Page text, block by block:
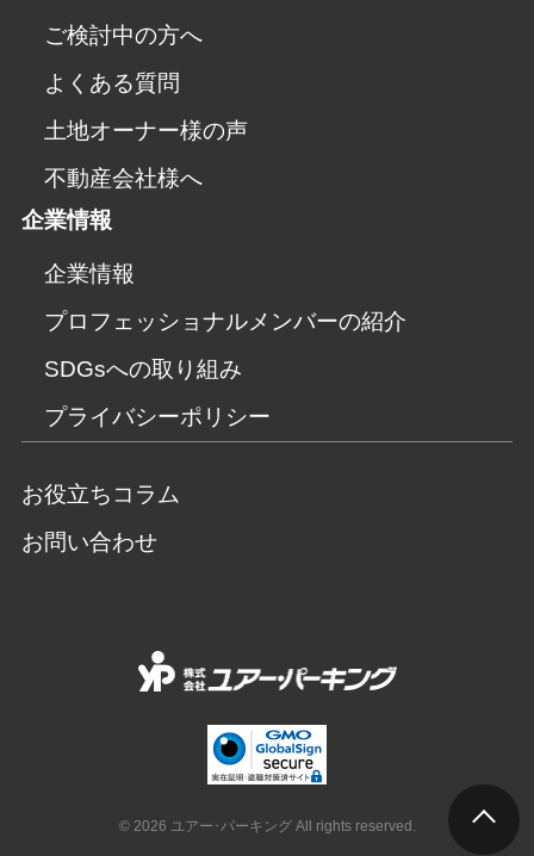
ご検討中の方へ
よくある質問
土地オーナー様の声
不動産会社様へ
企業情報
企業情報
プロフェッショナルメンバーの紹介
SDGsへの取り組み
プライバシーポリシー
お役立ちコラム
お問い合わせ
© 2026 ユアー･パーキング All rights reserved.